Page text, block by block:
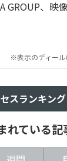
GROUP、映
※表示のディール
スランキング
れている